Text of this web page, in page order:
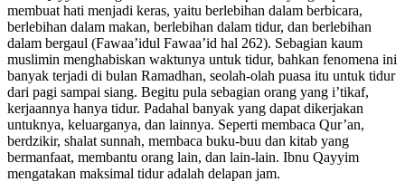
Ibnul Qayyim mengatakan bahwa ada empat hal yang dapat
membuat hati menjadi keras, yaitu berlebihan dalam berbicara,
berlebihan dalam makan, berlebihan dalam tidur, dan berlebihan
dalam bergaul (Fawaa’idul Fawaa’id hal 262). Sebagian kaum
muslimin menghabiskan waktunya untuk tidur, bahkan fenomena ini
banyak terjadi di bulan Ramadhan, seolah-olah puasa itu untuk tidur
dari pagi sampai siang. Begitu pula sebagian orang yang i’tikaf,
kerjaannya hanya tidur. Padahal banyak yang dapat dikerjakan
untuknya, keluarganya, dan lainnya. Seperti membaca Qur’an,
berdzikir, shalat sunnah, membaca buku-buu dan kitab yang
bermanfaat, membantu orang lain, dan lain-lain. Ibnu Qayyim